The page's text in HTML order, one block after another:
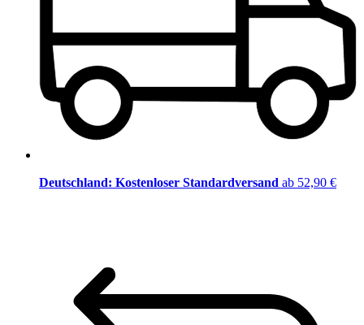
Deutschland: Kostenloser Standardversand ab 52,90 €